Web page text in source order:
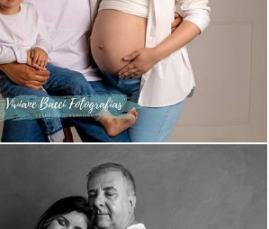
543